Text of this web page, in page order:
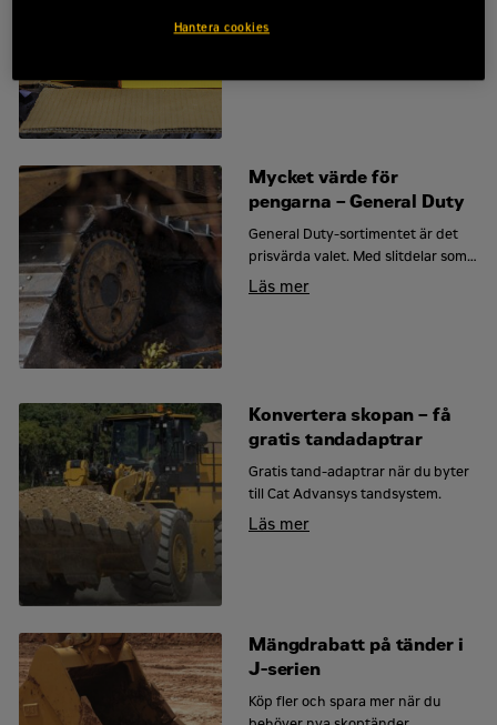
serviceavtal med oss.
Läs mer
Mycket värde för
pengarna – General Duty
General Duty-sortimentet är det
prisvärda valet. Med slitdelar som
erbjuder kvalitet och hållbarhet är
underredena är designade för
långvarig prestanda och minimala
Läs mer
Konvertera skopan – få
gratis tandadaptrar
Gratis tand-adaptrar när du byter
till Cat Advansys tandsystem.
Läs mer
Mängdrabatt på tänder i
J-serien
Köp fler och spara mer när du
Hantera cookies